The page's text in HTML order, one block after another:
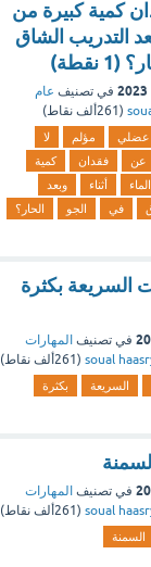
كمية كبيرة من
التدريب الشاق
نقطة)
في تصنيف عام
( 261ألف نقاط)
عضلي مؤلم
لا
عن فقدان
كمية
الماء أثناء
وبعد
في الجو
الحار؟
السريعة بكثرة
في تصنيف المهارات
soual
( 261ألف نقاط)
السريعة
بكثرة
في تصنيف المهارات
soual
( 261ألف نقاط)
السمنة